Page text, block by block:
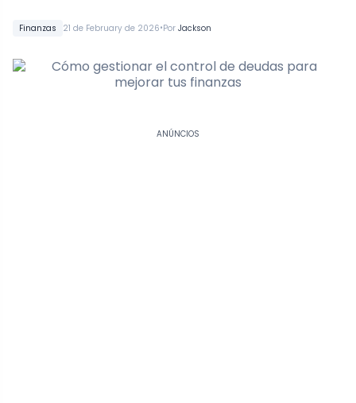
Finanzas 21 de February de 2026•Por Jackson
ANÚNCIOS